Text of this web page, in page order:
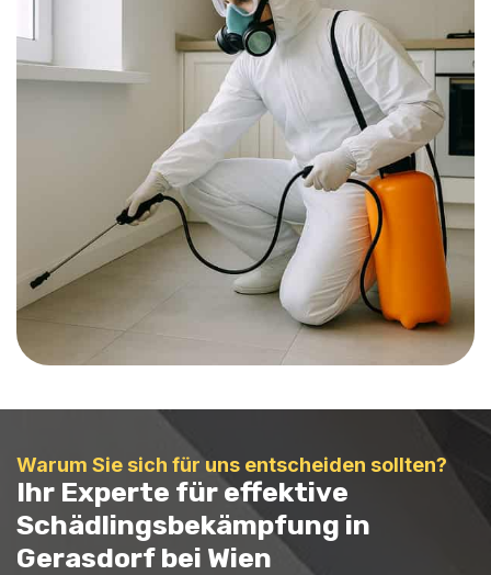
Warum Sie sich für uns entscheiden sollten?
Ihr Experte für effektive
Schädlingsbekämpfung in
Gerasdorf bei Wien